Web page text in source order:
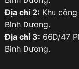
Địa chỉ 2: Khu
Bình Dương.
Địa chỉ 3: 66D/47
Bình Dương.